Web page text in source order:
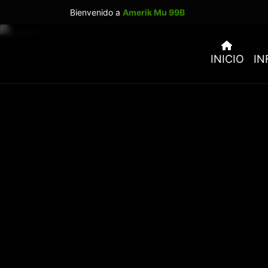
Bienvenido a Amerik Mu 99B
INICIO